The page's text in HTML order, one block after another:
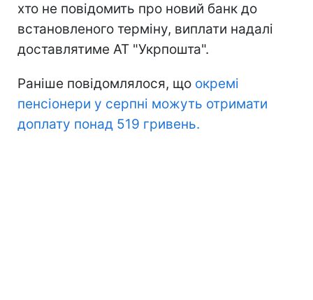
хто не повідомить про новий банк до
встановленого терміну, виплати надалі
доставлятиме АТ "Укрпошта".
Раніше повідомлялося, що окремі
пенсіонери у серпні можуть отримати
доплату понад 519 гривень.